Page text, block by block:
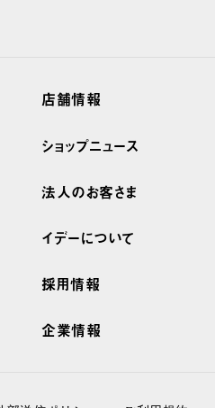
店舗情報
ショップニュース
法人のお客さま
イデーについて
採用情報
企業情報